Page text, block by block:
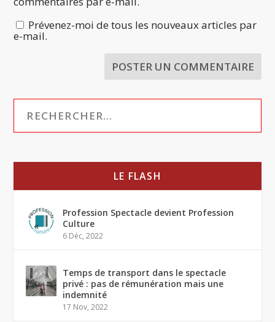
Prévenez-moi de tous les nouveaux articles par
e-mail.
LE FLASH
Profession Spectacle devient Profession
Culture
6 Déc, 2022
Temps de transport dans le spectacle
privé : pas de rémunération mais une
indemnité
17 Nov, 2022